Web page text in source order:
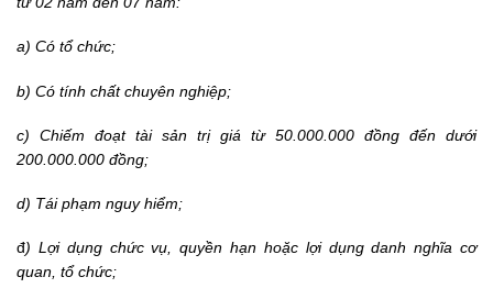
a) Có tổ chức;
b) Có tính chất chuyên nghiệp;
c) Chiếm đoạt tài sản trị giá từ 50.000.000 đồng đến dưới
200.000.000 đồng;
d) Tái phạm nguy hiểm;
đ) Lợi dụng chức vụ, quyền hạn hoặc lợi dụng danh nghĩa cơ
quan, tổ chức;